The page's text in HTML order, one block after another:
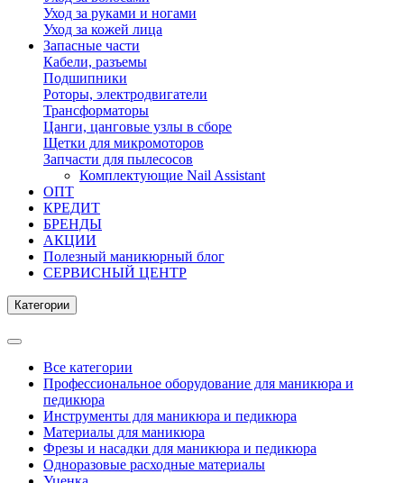
Уход за руками и ногами
Уход за кожей лица
Запасные части
Кабели, разъемы
Подшипники
Роторы, электродвигатели
Трансформаторы
Цанги, цанговые узлы в сборе
Щетки для микромоторов
Запчасти для пылесосов
Комплектующие Nail Assistant
ОПТ
КРЕДИТ
БРЕНДЫ
АКЦИИ
Полезный маникюрный блог
СЕРВИСНЫЙ ЦЕНТР
Категории
Все категории
Профессиональное оборудование для маникюра и
педикюра
Инструменты для маникюра и педикюра
Материалы для маникюра
Фрезы и насадки для маникюра и педикюра
Одноразовые расходные материалы